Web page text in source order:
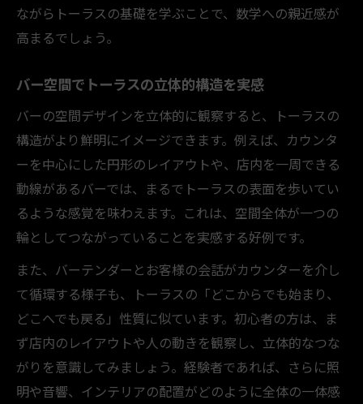
夫
バーの体験がトーラス理解に繋がる理由
バー空間で出来るトーラス的思考の磨き方
ながらトーラスの基礎を学ぶことで、数学への親近感が
高まるでしょう。
バー空間でトーラスの立体的構造を実感
バーの空間デザインを立体的に観察すると、トーラスの
構造がより鮮明にイメージできます。例えば、カウンタ
ーを中心にした円形のレイアウトや、店内を一周できる
動線があるバーでは、まるでトーラスの表面を歩いてい
るような感覚を味わえます。これは、空間全体が一つの
輪としてつながっていることを実感する好例です。
また、バーテンダーとお客様の会話がカウンターを介し
て循環する様子も、トーラスの「どこからでも始まり、
どこへでも戻る」性質に似ています。初心者の方は、ま
ず店内のレイアウトや人の動きを観察し、立体的なつな
がりを意識してみましょう。経験者であれば、さらに照
明や音響、インテリアの配置がどのように全体の一体感